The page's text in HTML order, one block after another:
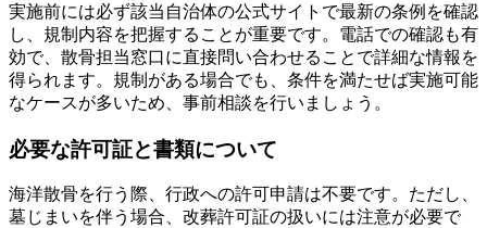
実施前には必ず該当自治体の公式サイトで最新の条例を確認
し、規制内容を把握することが重要です。電話での確認も有
効で、散骨担当窓口に直接問い合わせることで詳細な情報を
得られます。規制がある場合でも、条件を満たせば実施可能
なケースが多いため、事前相談を行いましょう。
必要な許可証と書類について
海洋散骨を行う際、行政への許可申請は不要です。ただし、
墓じまいを伴う場合、改葬許可証の扱いには注意が必要で